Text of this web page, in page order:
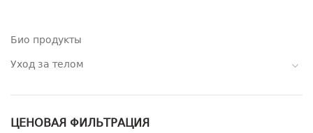
Био продукты
Уход за телом
ЦЕНОВАЯ ФИЛЬТРАЦИЯ